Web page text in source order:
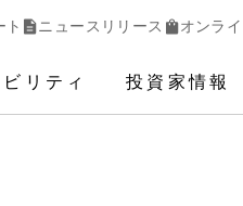
ト ニュースリリース オンラ
リティ 投資家情報